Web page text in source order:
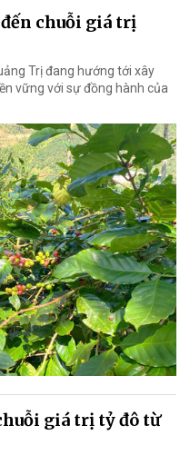
chuỗi giá trị
Trị đang hướng tới xây
vững với sự đồng hành của
giá trị tỷ đô từ